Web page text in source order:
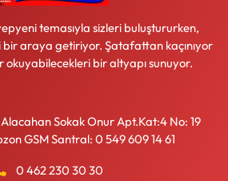
temasıyla sizleri buluştururken,
araya getiriyor. Şatafattan kaçınıyor
bir altyapı sunuyor.
Sokak Onur Apt.Kat:4 No: 19
GSM Santral: 0 549 609 14 61
0 462 230 30 30